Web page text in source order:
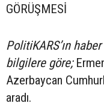
GÖRÜŞMESİ
PolitiKARS’ın
bilgilere göre;
Azerbaycan
aradı.